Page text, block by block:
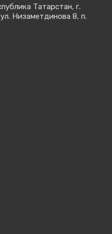
Татарстан, г.
Низаметдинова 8, п.